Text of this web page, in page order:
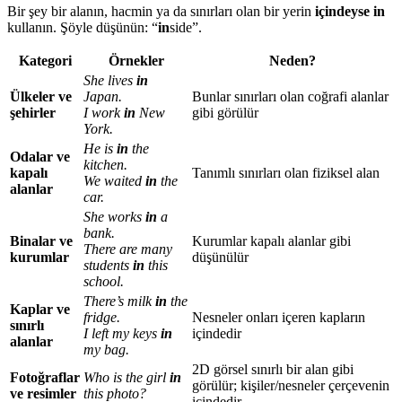
Bir şey bir alanın, hacmin ya da sınırları olan bir yerin içindeyse in
kullanın. Şöyle düşünün: “inside”.
Kategori Örnekler Neden?
Ülkeler ve
şehirler
She lives in
Japan.
I workin New
York.
Bunlar sınırları olan coğrafi alanlar
gibi görülür
Odalar ve
kapalı
alanlar
He is in the
kitchen.
We waited in the
car.
Tanımlı sınırları olan fiziksel alan
Binalar ve
kurumlar
She works in a
bank.
There are many
students in this
school.
Kurumlar kapalı alanlar gibi
düşünülür
Kaplar ve
sınırlı
alanlar
There’s milkin the
fridge.
I left my keys in
my bag.
Nesneler onları içeren kapların
içindedir
Fotoğraflar
ve resimler
Who is the girl in
this photo?
2D görsel sınırlı bir alan gibi
görülür; kişiler/nesneler çerçevenin